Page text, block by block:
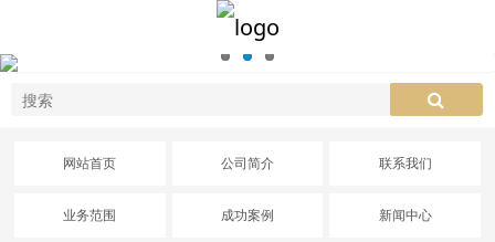
网站首页 公司简介 联系我们
业务范围 成功案例 新闻中心